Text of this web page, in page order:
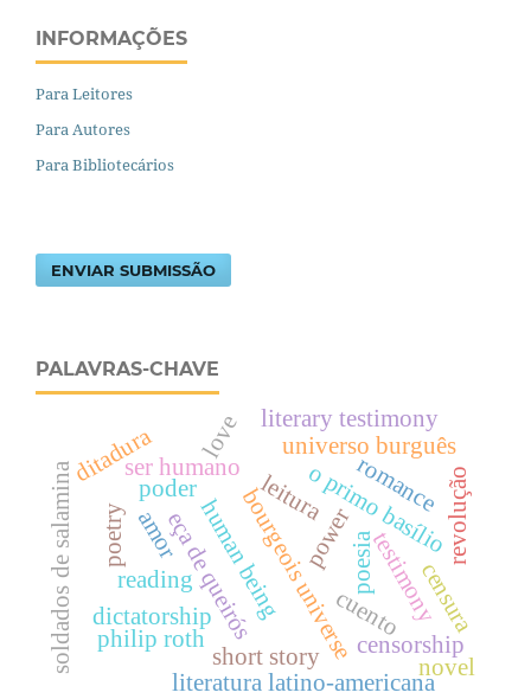
INFORMAÇÕES
Para Leitores
Para Autores
Para Bibliotecários
ENVIAR SUBMISSÃO
PALAVRAS-CHAVE
eça de queirós
leiturao primo basílio
poder
universo burguês
bourgeois universe
power
reading
amor poesia
ser humano
human being
love
poetry
cuento
short story
ditadura
literatura latino-americana
dictatorship
literary testimony
testimony
philip roth
soldados de salamina censura
revolução
romance
censorship
novel